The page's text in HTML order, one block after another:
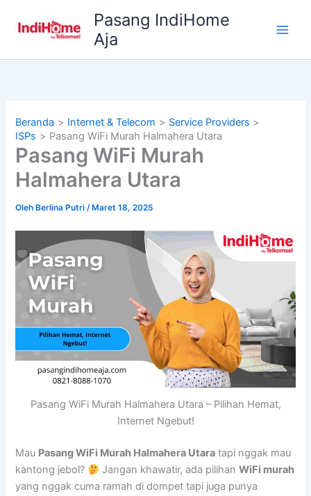
Pasang IndiHome
Aja
Beranda Internet & Telecom
Service Providers
ISPs
Pasang WiFi Murah Halmahera Utara
Pasang WiFi Murah
Halmahera Utara
Oleh Berlina Putri/ Maret 18, 2025
Pasang WiFi Murah Halmahera Utara – Pilihan Hemat,
Internet Ngebut!
Mau Pasang WiFi Murah Halmahera Utara tapi nggak mau
kantong jebol?
Jangan khawatir, ada pilihanWiFi murah
yang nggak cuma ramah di dompet tapi juga punya